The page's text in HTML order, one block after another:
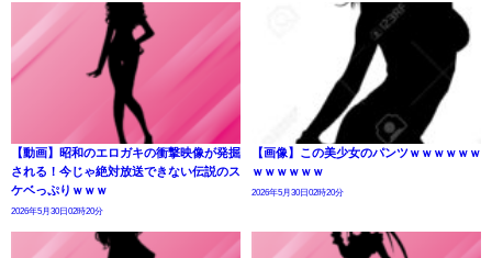
【動画】昭和のエロガキの衝撃映像が発掘
される！今じゃ絶対放送できない伝説のス
ケベっぷりｗｗｗ
2026年5月30日02時20分
【画像】この美少女のパンツｗｗｗｗｗｗ
ｗｗｗｗｗｗ
2026年5月30日02時20分